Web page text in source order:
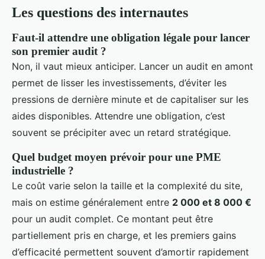
Les questions des internautes
Faut-il attendre une obligation légale pour lancer
son premier audit ?
Non, il vaut mieux anticiper. Lancer un audit en amont
permet de lisser les investissements, d’éviter les
pressions de dernière minute et de capitaliser sur les
aides disponibles. Attendre une obligation, c’est
souvent se précipiter avec un retard stratégique.
Quel budget moyen prévoir pour une PME
industrielle ?
Le coût varie selon la taille et la complexité du site,
mais on estime généralement entre 2 000 et 8 000 €
pour un audit complet. Ce montant peut être
partiellement pris en charge, et les premiers gains
d’efficacité permettent souvent d’amortir rapidement